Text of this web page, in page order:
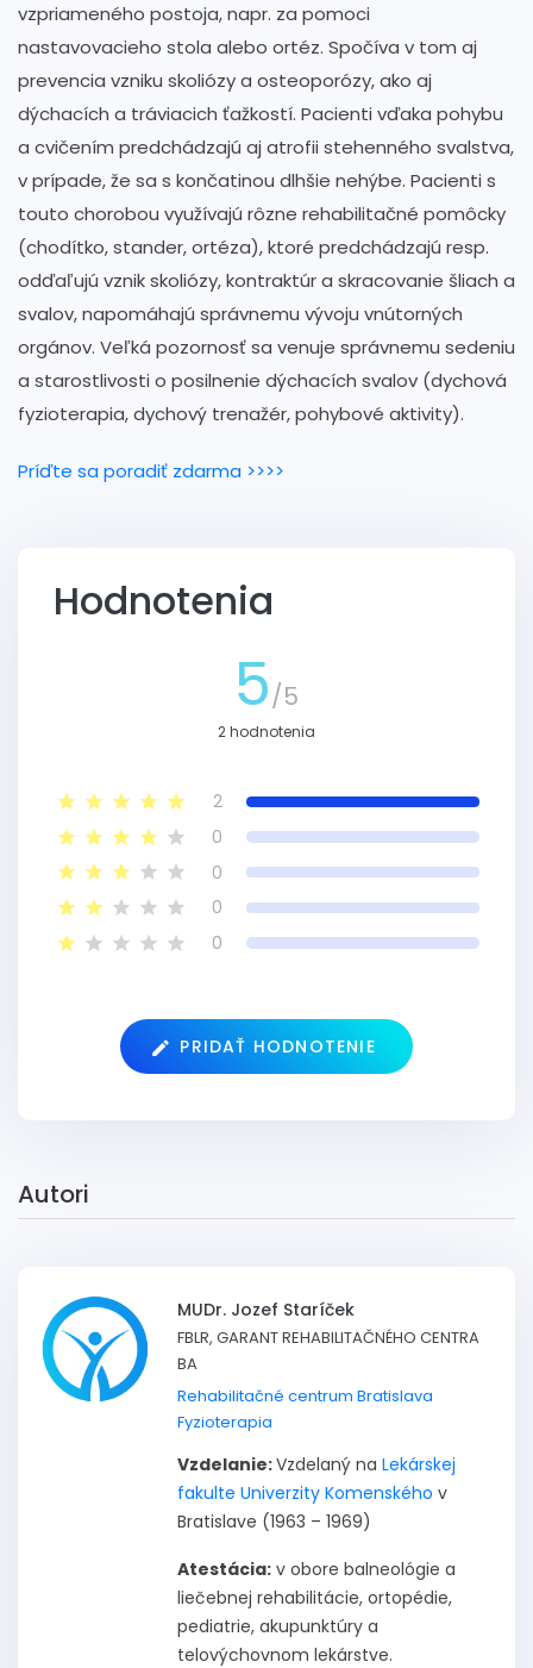
vzpriameného postoja, napr. za pomoci
nastavovacieho stola alebo ortéz. Spočíva v tom aj
prevencia vzniku skoliózy a osteoporózy, ako aj
dýchacích a tráviacich ťažkostí. Pacienti vďaka pohybu
a cvičením predchádzajú aj atrofii stehenného svalstva,
v prípade, že sa s končatinou dlhšie nehýbe. Pacienti s
touto chorobou využívajú rôzne rehabilitačné pomôcky
(chodítko, stander, ortéza), ktoré predchádzajú resp.
odďaľujú vznik skoliózy, kontraktúr a skracovanie šliach a
svalov, napomáhajú správnemu vývoju vnútorných
orgánov. Veľká pozornosť sa venuje správnemu sedeniu
a starostlivosti o posilnenie dýchacích svalov (dychová
fyzioterapia, dychový trenažér, pohybové aktivity).
Príďte sa poradiť zdarma >>>>
Hodnotenia
5/5
2 hodnotenia
2
0
0
0
0
PRIDAŤ HODNOTENIE
Autori
MUDr. Jozef Staríček
FBLR, GARANT REHABILITAČNÉHO CENTRA
BA
Rehabilitačné centrum Bratislava
Fyzioterapia
Vzdelanie:Vzdelaný na Lekárskej
fakulte Univerzity Komenského v
Bratislave (1963 – 1969)
Atestácia: v obore balneológie a
liečebnej rehabilitácie, ortopédie,
pediatrie, akupunktúry a
telovýchovnom lekárstve.